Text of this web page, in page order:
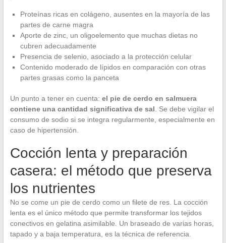
Proteínas ricas en colágeno, ausentes en la mayoría de las
partes de carne magra
Aporte de zinc, un oligoelemento que muchas dietas no
cubren adecuadamente
Presencia de selenio, asociado a la protección celular
Contenido moderado de lípidos en comparación con otras
partes grasas como la panceta
Un punto a tener en cuenta: el pie de cerdo en salmuera
contiene una cantidad significativa de sal . Se debe vigilar el
consumo de sodio si se integra regularmente, especialmente en
caso de hipertensión.
Cocción lenta y preparación
casera: el método que preserva
los nutrientes
No se come un pie de cerdo como un filete de res. La cocción
lenta es el único método que permite transformar los tejidos
conectivos en gelatina asimilable. Un braseado de varias horas,
tapado y a baja temperatura, es la técnica de referencia.